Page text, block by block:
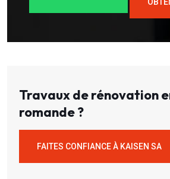
Travaux de rénovation
romande ?
FAITES CONFIANCE À KAISEN SA